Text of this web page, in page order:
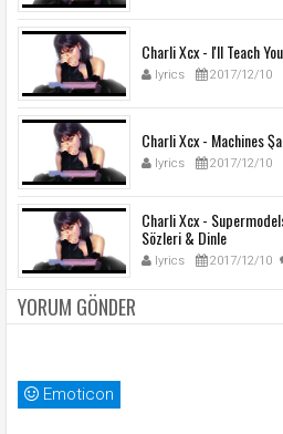
Charli Xcx - I'll Teach
lyrics 2017/12/10
Charli Xcx - Machines
lyrics 2017/12/10
Charli Xcx -
Sözleri & Dinle
lyrics 2017/12/10
YORUM GÖNDER
Emoticon